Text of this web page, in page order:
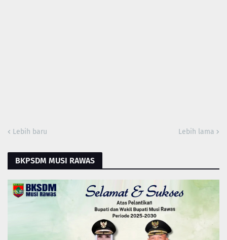
Lebih baru Lebih lama
BKPSDM MUSI RAWAS